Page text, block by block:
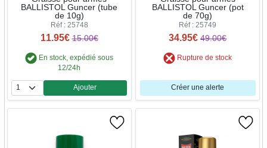
BALLISTOL Guncer (tube
de 10g)
Réf : 25748
11.95€ 15.00€
En stock, expédié sous
12/24h
Quantité
Ajouter
BALLISTOL Guncer (pot
de 70g)
Réf : 25749
34.95€ 49.00€
Rupture de stock
Créer une alerte